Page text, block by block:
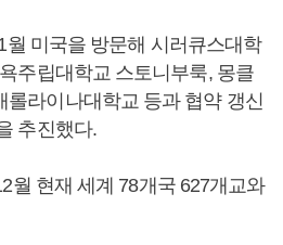
월 미국을 방문해 시러큐스대학
주립대학교 스토니부룩, 몽클
롤라이나대학교 등과 협약 갱신
추진했다.
월 현재 세계 78개국 627개교와